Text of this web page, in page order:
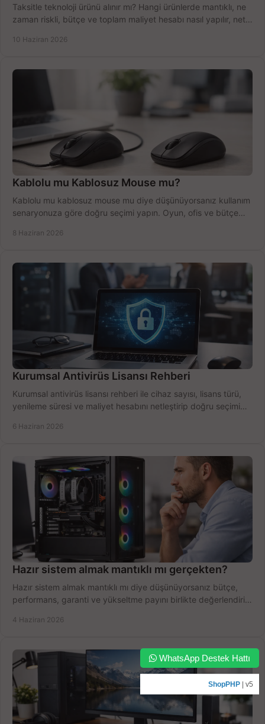
Taksitle teknoloji ürünü alınır mı? Hangi ürünlerde mantıklı, ne
zaman riskli, bütçe ve toplam maliyet hesabı nasıl yapılır, net
10 Haziran 2026
Kablolu mu Kablosuz Mouse mu?
Kablolu mu kablosuz mouse mu diye düşünüyorsanız kullanım
senaryonuza göre doğru seçimi yapın. Oyun, ofis ve bütçe
8 Haziran 2026
Kurumsal Antivirüs Lisansı Rehberi
Kurumsal antivirüs lisansı rehberi ile cihaz sayısı, lisans türü,
yenileme süresi ve maliyet hesabını netleştirip doğru seçimi
6 Haziran 2026
Hazır sistem almak mantıklı mı gerçekten?
Hazır sistem almak mantıklı mı diye düşünüyorsanız bütçe,
performans, garanti ve yükseltme payını birlikte değerlendirin,
4 Haziran 2026
WhatsApp Destek Hattı
ShopPHP | v5